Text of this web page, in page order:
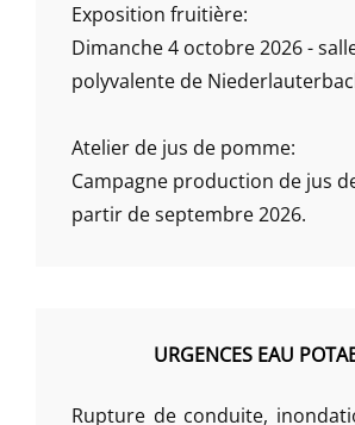
Exposition fruitière:
Dimanche 4 octobre 2026 -
polyvalente de
Atelier de jus de pomme:
Campagne production de jus
partir de septembre 2026.
URGENCES EAU
Rupture de conduite,